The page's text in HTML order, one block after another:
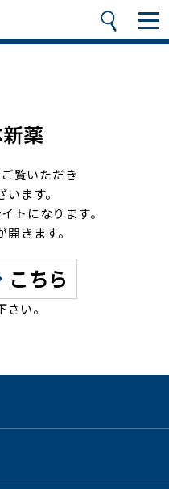
覧いただき
ます。
トになります。
きます。
こちら
い。